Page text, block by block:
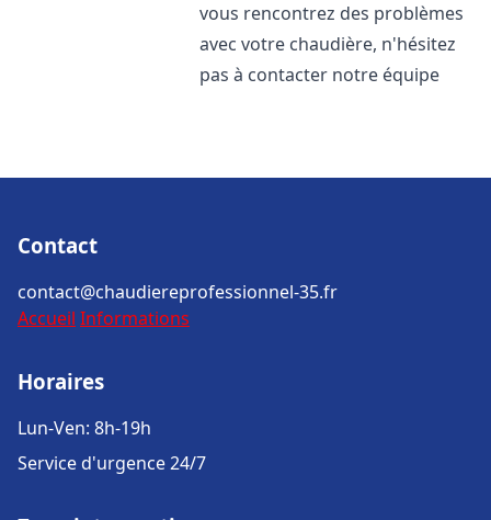
vous rencontrez des problèmes
avec votre chaudière, n'hésitez
pas à contacter notre équipe
Contact
contact@chaudiereprofessionnel-35.fr
Accueil Informations
Horaires
Lun-Ven: 8h-19h
Service d'urgence 24/7